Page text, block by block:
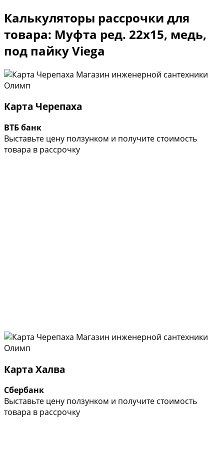
Калькуляторы рассрочки для
товара: Муфта ред. 22х15, медь,
под пайку Viega
Карта Черепаха
ВТБ банк
Выставьте цену ползунком и получите стоимость
товара в рассрочку
Карта Халва
Сбербанк
Выставьте цену ползунком и получите стоимость
товара в рассрочку